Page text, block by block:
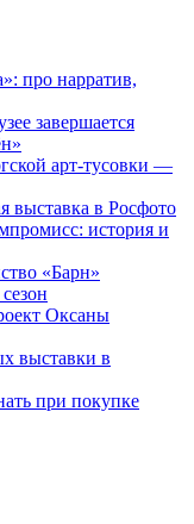
про нарратив,
завершается
арт-тусовки —
выставка в Росфото
история и
«Барн»
Оксаны
выставки в
при покупке